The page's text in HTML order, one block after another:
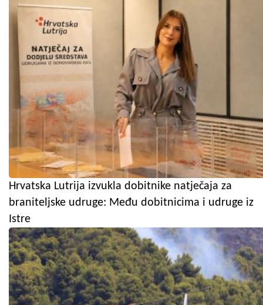
Hrvatska Lutrija izvukla dobitnike natječaja za
braniteljske udruge: Među dobitnicima i udruge iz
Istre